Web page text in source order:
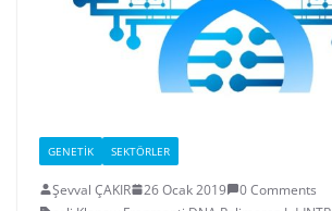
GENETIK SEKTÖRLER
Şevval ÇAKIR 26 Ocak 2019
0 Comments